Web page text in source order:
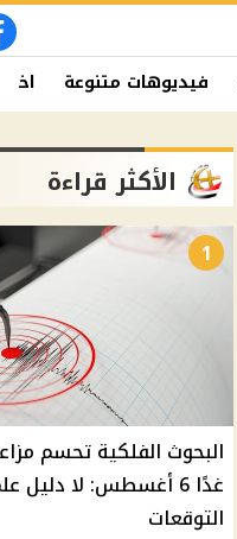
فيديوهات متنوعة
الأكثر قراءة
1
البحوث الفلكية تحسم
غدًا 6 أغسطس: لا
التوقعات